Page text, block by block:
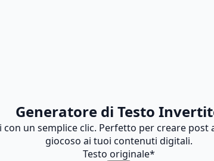
Generatore di Testo
un semplice clic. Perfetto per creare
giocoso ai tuoi contenuti digitali.
Testo originale*